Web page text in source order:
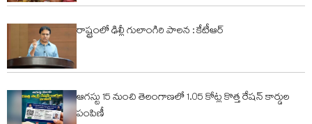
రాష్ట్రంలో ఢిల్లీ గులాంగిరి పాలన : కేటీఆర్
ఆగస్టు 15 నుంచి తెలంగాణలో 1.05 కోట్ల కొత్త రేషన్ కార్డుల
పంపిణీ